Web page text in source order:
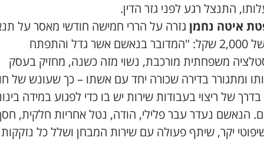
התנצל רגע לפני גזר הדין.
איטה נחמן גזרה על הררי חמישה חודשי מאסר על
וקנס של 2,000 שקל: "המדובר בנאשם אשר גדל והתפתח
משפחתית מורכבת, נשוי מזה כשנה, מחזיק בעסק
ומתגורר בדירה שכורה יחד עם אשתו – כך שעונש של
של ריצוי בעבודות שירות יש בו כדי לפגוע במידה
הנאשם נעדר עבר פלילי, הודה, נטל אחריות חלקית,
יקר, שיתף פעולה עם שירות המבחן ושלל כל נזקקות